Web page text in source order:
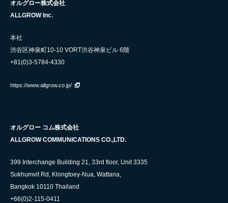
オルグロー株式会社
ALLGROW Inc.
本社
渋谷区神泉町10-10 VORT渋谷神泉ビル 6階
+81(0)3-5784-4330
https://www.allgrow.co.jp/
オルグロー コム株式会社
ALLGROW COMMUNICATIONS CO.,LTD.
399 Interchange Building 21, 33rd floor, Unit 3335
Sukhumvit Rd, Klongtoey-Nua, Wattana,
Bangkok 10110 Thailand
+66(0)2-115-0411